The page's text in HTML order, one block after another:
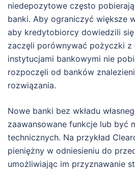
niedepozytowe często
banki. Aby ograniczyć większe
aby kredytobiorcy dowiedzili
zaczęli porównywać pożyczki z
instytucjami bankowymi nie
rozpoczęli od banków
rozwiązania.
Nowe banki bez wkładu
zaawansowane funkcje lub być
technicznych. Na przykład
pieniężny w odniesieniu do
umożliwiając im przyznawanie